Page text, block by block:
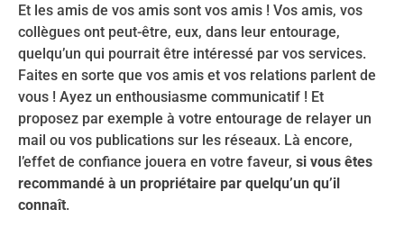
Et les amis de vos amis sont vos amis ! Vos amis, vos
collègues ont peut-être, eux, dans leur entourage,
quelqu’un qui pourrait être intéressé par vos services.
Faites en sorte que vos amis et vos relations parlent de
vous ! Ayez un enthousiasme communicatif ! Et
proposez par exemple à votre entourage de relayer un
mail ou vos publications sur les réseaux. Là encore,
l’effet de confiance jouera en votre faveur, si vous êtes
recommandé à un propriétaire par quelqu’un qu’il
connaît.